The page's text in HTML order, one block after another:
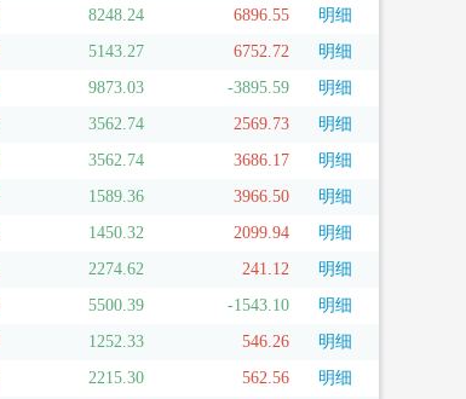
8248.24 6896.55
明细
5143.27 6752.72
明细
9873.03 -3895.59
明细
3562.74 2569.73
明细
3562.74 3686.17
明细
1589.36 3966.50
明细
1450.32 2099.94
明细
2274.62 241.12
明细
5500.39 -1543.10
明细
1252.33 546.26
明细
2215.30 562.56
明细